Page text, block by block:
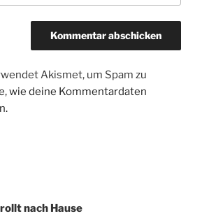
Akismet, um Spam zu
wie deine Kommentardaten
nach Hause